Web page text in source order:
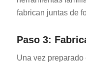
fabrican juntas de
Paso 3:
Una vez